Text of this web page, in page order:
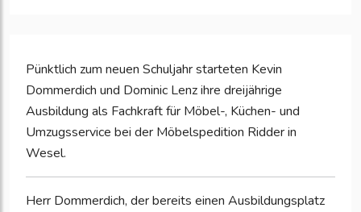
Pünktlich zum neuen Schuljahr starteten Kevin
Dommerdich und Dominic Lenz ihre dreijährige
Ausbildung als Fachkraft für Möbel-, Küchen- und
Umzugsservice bei der Möbelspedition Ridder in
Wesel.
Herr Dommerdich, der bereits einen Ausbildungsplatz